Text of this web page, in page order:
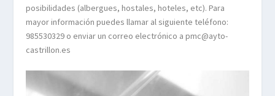
posibilidades (albergues, hostales, hoteles, etc). Para
mayor información puedes llamar al siguiente teléfono:
985530329 o enviar un correo electrónico a pmc@ayto-
castrillon.es